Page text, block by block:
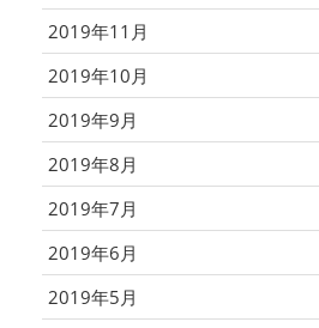
2019年11月
2019年10月
2019年9月
2019年8月
2019年7月
2019年6月
2019年5月